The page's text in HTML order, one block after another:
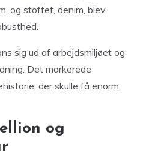
og stoffet, denim, blev
sig ud af arbejdsmiljøet og
Det markerede
der skulle få enorm
og